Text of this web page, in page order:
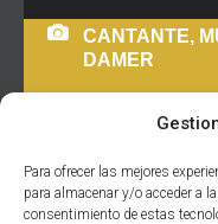
Para ofrecer las mejores
para almacenar y/o acceder a
consentimiento de estas
CANTANTE,
DAMER
Marina Damer es
Santa Pola (Alicante),